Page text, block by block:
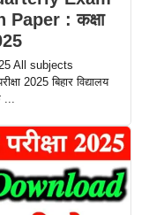
: कक्षा
All subjects
2025 बिहार विद्यालय